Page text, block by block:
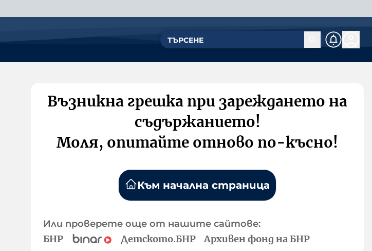
Възникна грешка при зареждането на
съдържанието!
Моля, опитайте отново по-късно!
Към начална страница
Или проверете още от нашите сайтове:
БНР Детското.БНР Архивен фонд на БНР